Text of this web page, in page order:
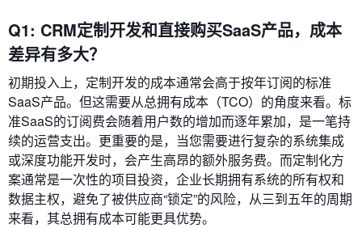
Q1: CRM定制开发和直接购买SaaS产品，成本
差异有多大？
初期投入上，定制开发的成本通常会高于按年订阅的标准
SaaS产品。但这需要从总拥有成本（TCO）的角度来看。标
准SaaS的订阅费会随着用户数的增加而逐年累加，是一笔持
续的运营支出。更重要的是，当您需要进行复杂的系统集成
或深度功能开发时，会产生高昂的额外服务费。而定制化方
案通常是一次性的项目投资，企业长期拥有系统的所有权和
数据主权，避免了被供应商“锁定”的风险，从三到五年的周期
来看，其总拥有成本可能更具优势。